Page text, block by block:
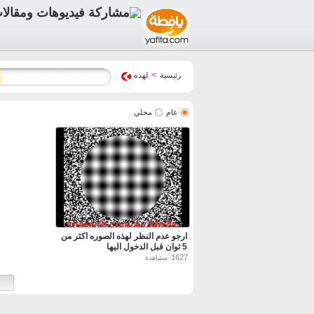
رئيسية > لهذه
عام محلي
ارجو عدم النظر لهذه الصوره اكثر من
5 ثوان قبل الدخول اليها
1627 مشاهدة